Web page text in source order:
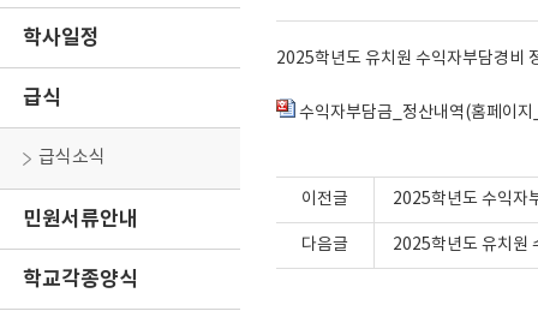
학사일정
급식
급식소식
민원서류안내
학교각종양식
2025학년도 유치원 수익자부담경비
수익자부담금_정산내역(홈페이
이전글 2025학년도 수익자
다음글 2025학년도 유치원